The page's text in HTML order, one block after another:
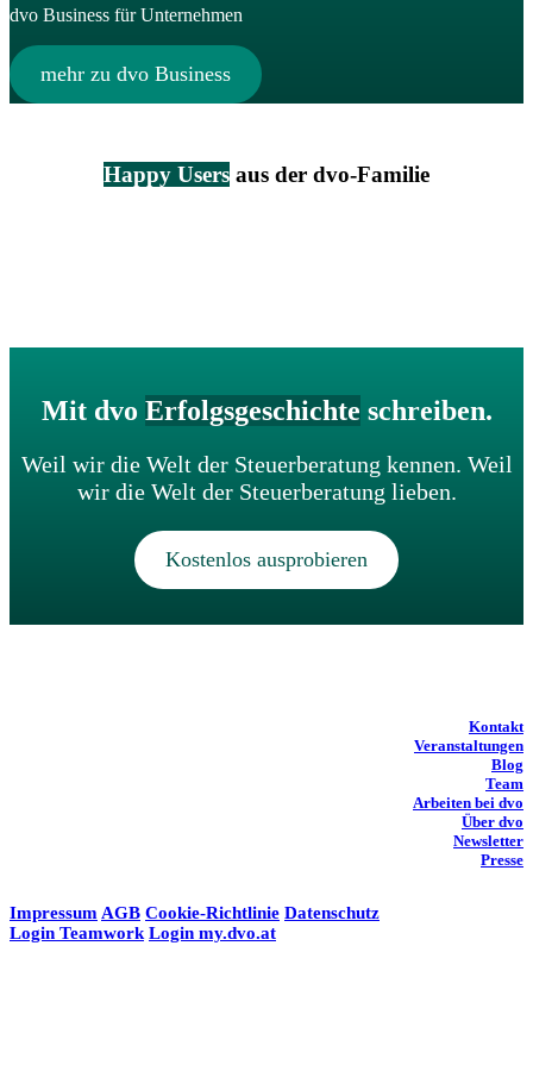
dvo Business für Unternehmen
mehr zu dvo Business
Happy Users aus der dvo-Familie
Mit dvo Erfolgsgeschichte schreiben.
Weil wir die Welt der Steuerberatung kennen. Weil
wir die Welt der Steuerberatung lieben.
Kostenlos ausprobieren
Kontakt
Veranstaltungen
Blog
Team
Arbeiten bei dvo
Über dvo
Newsletter
Presse
Impressum AGB Cookie-Richtlinie Datenschutz
Login Teamwork Login my.dvo.at